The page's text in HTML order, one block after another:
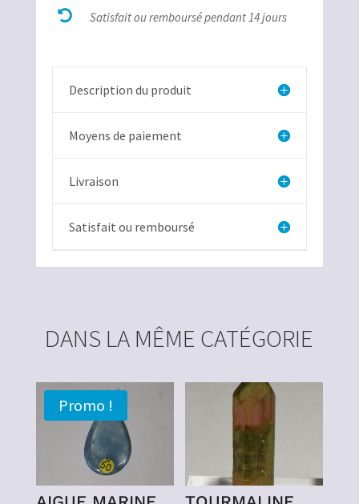
rectangle
 Satisfait ou remboursé pendant 14 jours
Description du produit
Moyens de paiement
Livraison
Satisfait ou remboursé
DANS LA MÊME CATÉGORIE
Promo !